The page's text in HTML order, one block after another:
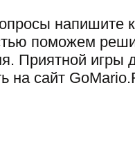
напишите
поможем
Приятной игры
на сайт